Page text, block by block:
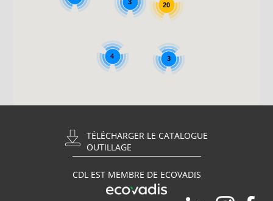
20
3
4
3
TÉLÉCHARGER LE CATALOGUE
OUTILLAGE
CDL EST MEMBRE DE ECOVADIS